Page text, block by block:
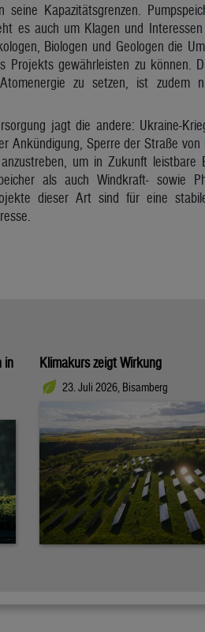
Kapazitätsgrenzen.
es auch um Klagen und
Biologen und Geologen die
gewährleisten zu können.
zu setzen, ist zudem
jagt die andere: Ukraine-
Ankündigung, Sperre der Straße
um in Zukunft leistbare
als auch Windkraft- sowie
dieser Art sind für eine
in
Klimakurs zeigt Wirkung
23. Juli 2026, Bisamberg